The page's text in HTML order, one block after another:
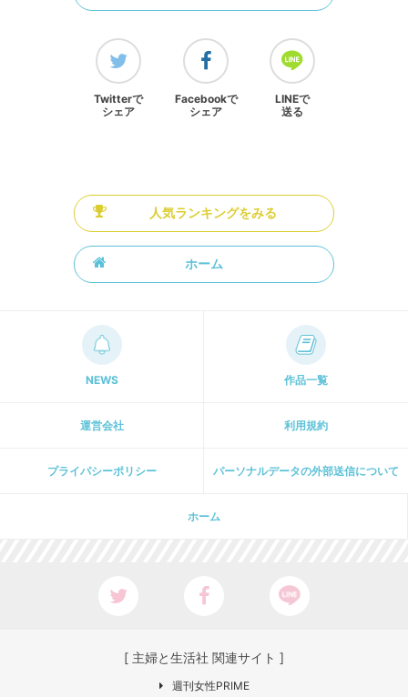
Twitterで
シェア
Facebookで
シェア
LINEで
送る
人気ランキングをみる
ホーム
NEWS 作品一覧
運営会社 利用規約
プライパシーポリシー パーソナルデータの外部送信について
ホーム
[ 主婦と生活社 関連サイト ]
週刊女性PRIME